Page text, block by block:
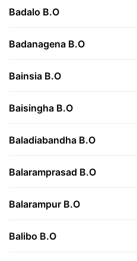
Badalo B.O
Badanagena B.O
Bainsia B.O
Baisingha B.O
Baladiabandha B.O
Balaramprasad B.O
Balarampur B.O
Balibo B.O